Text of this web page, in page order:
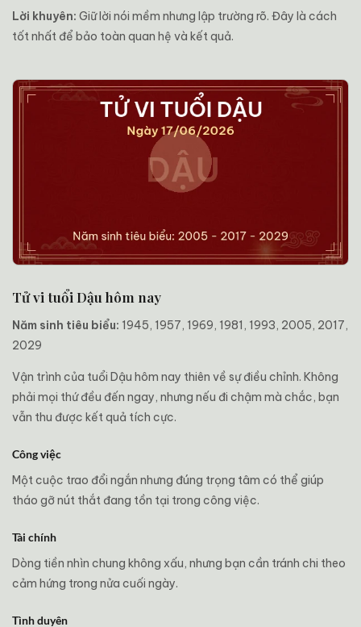
Lời khuyên: Giữ lời nói mềm nhưng lập trường rõ. Đây là cách
tốt nhất để bảo toàn quan hệ và kết quả.
Tử vi tuổi Dậu hôm nay
Năm sinh tiêu biểu: 1945, 1957, 1969, 1981, 1993, 2005, 2017,
2029
Vận trình của tuổi Dậu hôm nay thiên về sự điều chỉnh. Không
phải mọi thứ đều đến ngay, nhưng nếu đi chậm mà chắc, bạn
vẫn thu được kết quả tích cực.
Công việc
Một cuộc trao đổi ngắn nhưng đúng trọng tâm có thể giúp
tháo gỡ nút thắt đang tồn tại trong công việc.
Tài chính
Dòng tiền nhìn chung không xấu, nhưng bạn cần tránh chi theo
cảm hứng trong nửa cuối ngày.
Tình duyên